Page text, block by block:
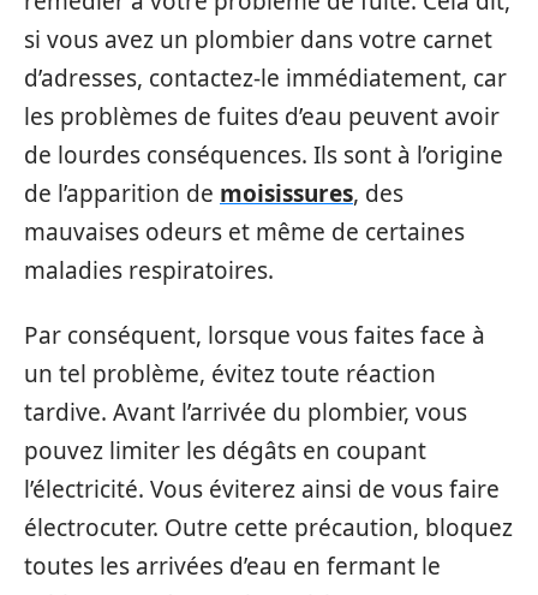
si vous avez un plombier dans votre carnet
d’adresses, contactez-le immédiatement, car
les problèmes de fuites d’eau peuvent avoir
de lourdes conséquences. Ils sont à l’origine
de l’apparition de moisissures, des
mauvaises odeurs et même de certaines
maladies respiratoires.
Par conséquent, lorsque vous faites face à
un tel problème, évitez toute réaction
tardive. Avant l’arrivée du plombier, vous
pouvez limiter les dégâts en coupant
l’électricité. Vous éviterez ainsi de vous faire
électrocuter. Outre cette précaution, bloquez
toutes les arrivées d’eau en fermant le